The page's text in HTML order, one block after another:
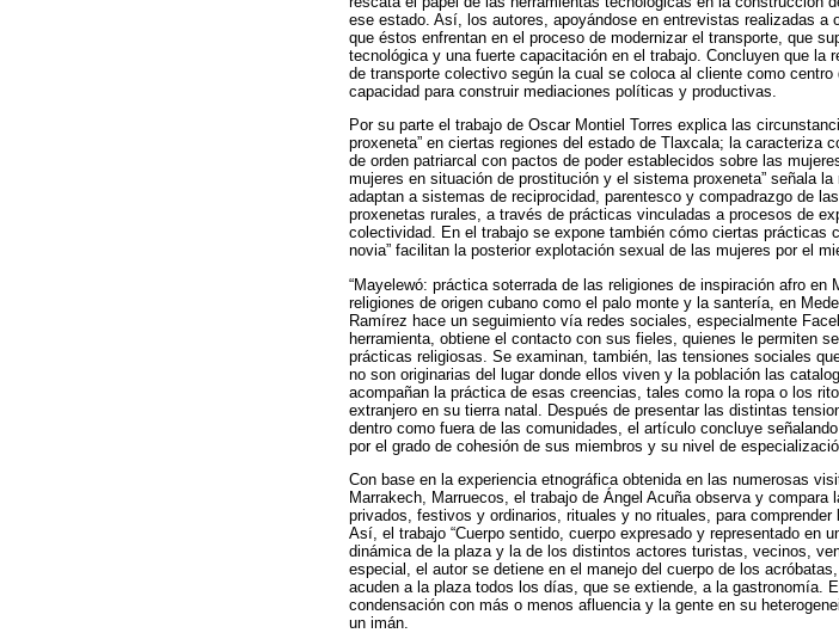
ese estado. Así, los autores, apoyándose en entrevistas realizadas
que éstos enfrentan en el proceso de modernizar el transporte, que
tecnológica y una fuerte capacitación en el trabajo. Concluyen que la
de transporte colectivo según la cual se coloca al cliente como
capacidad para construir mediaciones políticas y productivas.
Por su parte el trabajo de Oscar Montiel Torres explica las
proxeneta” en ciertas regiones del estado de Tlaxcala; la caracteriza
de orden patriarcal con pactos de poder establecidos sobre las
mujeres en situación de prostitución y el sistema proxeneta” señala
adaptan a sistemas de reciprocidad, parentesco y compadrazgo de
proxenetas rurales, a través de prácticas vinculadas a procesos de
colectividad. En el trabajo se expone también cómo ciertas prácticas
novia” facilitan la posterior explotación sexual de las mujeres por el
“Mayelewó: práctica soterrada de las religiones de inspiración afro en
religiones de origen cubano como el palo monte y la santería, en
Ramírez hace un seguimiento vía redes sociales, especialmente
herramienta, obtiene el contacto con sus fieles, quienes le permiten
prácticas religiosas. Se examinan, también, las tensiones sociales
no son originarias del lugar donde ellos viven y la población las
acompañan la práctica de esas creencias, tales como la ropa o los
extranjero en su tierra natal. Después de presentar las distintas
dentro como fuera de las comunidades, el artículo concluye
por el grado de cohesión de sus miembros y su nivel de
Con base en la experiencia etnográfica obtenida en las numerosas
Marrakech, Marruecos, el trabajo de Ángel Acuña observa y
privados, festivos y ordinarios, rituales y no rituales, para
Así, el trabajo “Cuerpo sentido, cuerpo expresado y representado en
dinámica de la plaza y la de los distintos actores turistas, vecinos,
especial, el autor se detiene en el manejo del cuerpo de los
acuden a la plaza todos los días, que se extiende, a la gastronomía.
condensación con más o menos afluencia y la gente en su
un imán.